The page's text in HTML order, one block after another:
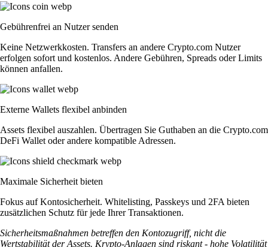
Gebührenfrei an Nutzer senden
Keine Netzwerkkosten. Transfers an andere Crypto.com Nutzer
erfolgen sofort und kostenlos. Andere Gebühren, Spreads oder Limits
können anfallen.
Externe Wallets flexibel anbinden
Assets flexibel auszahlen. Übertragen Sie Guthaben an die Crypto.com
DeFi Wallet oder andere kompatible Adressen.
Maximale Sicherheit bieten
Fokus auf Kontosicherheit. Whitelisting, Passkeys und 2FA bieten
zusätzlichen Schutz für jede Ihrer Transaktionen.
Sicherheitsmaßnahmen betreffen den Kontozugriff, nicht die
Wertstabilität der Assets. Krypto-Anlagen sind riskant - hohe Volatilität